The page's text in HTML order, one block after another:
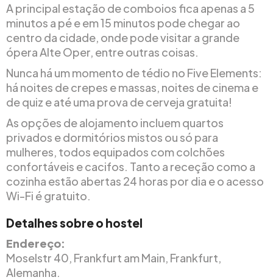
A principal estação de comboios fica apenas a 5
minutos a pé e em 15 minutos pode chegar ao
centro da cidade, onde pode visitar a grande
ópera Alte Oper, entre outras coisas.
Nunca há um momento de tédio no Five Elements:
há noites de crepes e massas, noites de cinema e
de quiz e até uma prova de cerveja gratuita!
As opções de alojamento incluem quartos
privados e dormitórios mistos ou só para
mulheres, todos equipados com colchões
confortáveis e cacifos. Tanto a receção como a
cozinha estão abertas 24 horas por dia e o acesso
Wi-Fi é gratuito.
Detalhes sobre o hostel
Endereço:
Moselstr 40, Frankfurt am Main, Frankfurt,
Alemanha.